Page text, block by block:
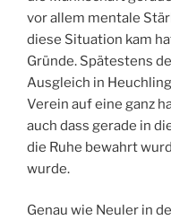
vor allem mentale
diese Situation kam
Gründe. Spätestens
Ausgleich in
Verein auf eine ganz
auch dass gerade in
die Ruhe bewahrt
wurde.
Genau wie Neuler in